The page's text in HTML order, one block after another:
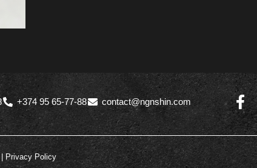
+374 95 65-77-88 contact@ngnshin.com
|Privacy Policy